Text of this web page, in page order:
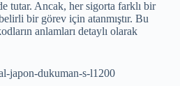
tutar. Ancak, her sigorta farklı bir
bir görev için atanmıştır. Bu
anlamları detaylı olarak